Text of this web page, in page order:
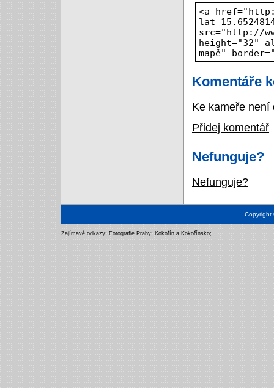
<a href="http://
src="http://
height="32"
mapě"
Komentáře
Ke kameře není
Přidej komentář
Nefunguje?
Nefunguje?
Zajímavé odkazy: Fotografie Prahy; Kokořín a Kokořínsko;